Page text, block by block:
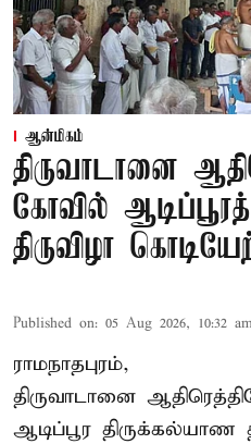
ஆன்மிகம்
திருவாடானை
கோவில்
திருவிழா
Published on: 05 Aug 2026, 10:32
ராமநாதபுரம்,
திருவாடானை
ஆடிப்பூர திருக்கல்யாண